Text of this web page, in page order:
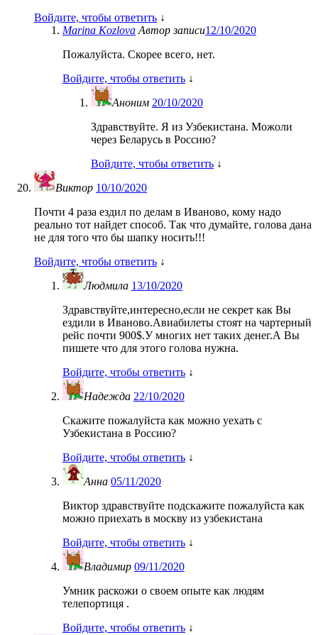
Войдите, чтобы ответить ↓
Marina Kozlova Автор записи12/10/2020
Пожалуйста. Скорее всего, нет.
Войдите, чтобы ответить ↓
Аноним 20/10/2020
Здравствуйте. Я из Узбекистана. Можоли
через Беларусь в Россию?
Войдите, чтобы ответить ↓
Виктор 10/10/2020
Почти 4 раза ездил по делам в Иваново, кому надо
реально тот найдет способ. Так что думайте, голова дана
не для того что бы шапку носить!!!
Войдите, чтобы ответить ↓
Людмила 13/10/2020
Здравствуйте,интересно,если не секрет как Вы
ездили в Иваново.Авиабилеты стоят на чартерный
рейс почти 900$.У многих нет таких денег.А Вы
пишете что для этого голова нужна.
Войдите, чтобы ответить ↓
Надежда 22/10/2020
Скажите пожалуйста как можно уехать с
Узбекистана в Россию?
Войдите, чтобы ответить ↓
Анна 05/11/2020
Виктор здравствуйте подскажите пожалуйста как
можно приехать в москву из узбекистана
Войдите, чтобы ответить ↓
Владимир 09/11/2020
Умник раскожи о своем опыте как людям
телепортиця .
Войдите, чтобы ответить ↓